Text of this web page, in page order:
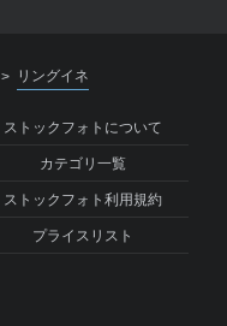
> リングイネ
ストックフォトについて
カテゴリ一覧
ストックフォト利用規約
プライスリスト